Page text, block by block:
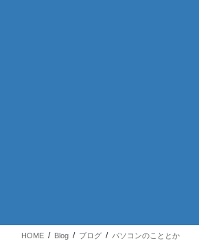
HOME Blog ブログ
パソコンのこととか